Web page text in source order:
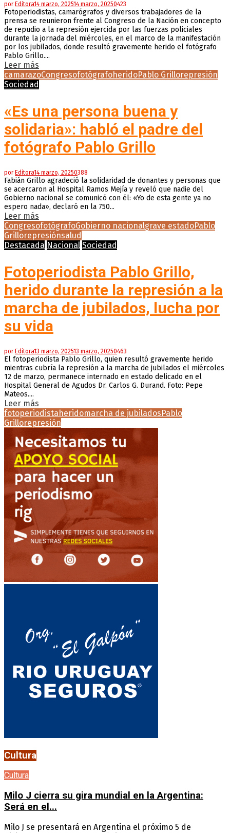
por Editora14 marzo, 202514 marzo, 20250423
Fotoperiodistas, camarógrafos y diversos trabajadores de la
prensa se reunieron frente al Congreso de la Nación en concepto
de repudio a la represión ejercida por las fuerzas policiales
durante la jornada del miércoles, en el marco de la manifestación
por los jubilados, donde resultó gravemente herido el fotógrafo
Pablo Grillo....
Leer más
camarazoCongresofotógrafoheridoPablo Grillorepresión
Sociedad
«Es una persona buena y
solidaria»: habló el padre del
fotógrafo Pablo Grillo
por Editora14 marzo, 20250388
Fabián Grillo agradeció la solidaridad de donantes y personas que
se acercaron al Hospital Ramos Mejía y reveló que nadie del
Gobierno nacional se comunicó con él: «Yo de esta gente ya no
espero nada», declaró en la 750...
Leer más
CongresofotógrafoGobierno nacionalgrave estadoPablo
Grillorepresiónsalud
Destacada Nacional Sociedad
Fotoperiodista Pablo Grillo,
herido durante la represión a la
marcha de jubilados, lucha por
su vida
por Editora13 marzo, 202513 marzo, 20250463
El fotoperiodista Pablo Grillo, quien resultó gravemente herido
mientras cubría la represión a la marcha de jubilados el miércoles
12 de marzo, permanece internado en estado delicado en el
Hospital General de Agudos Dr. Carlos G. Durand. Foto: Pepe
Mateos....
Leer más
fotoperiodistaheridomarcha de jubiladosPablo
Grillorepresión
Cultura
Cultura
Milo J cierra su gira mundial en la Argentina:
Será en el...
Milo J se presentará en Argentina el próximo 5 de